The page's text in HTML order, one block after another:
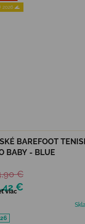
2026 🌊
BAREFOOT
BABY - BLUE
€
€
viac
26